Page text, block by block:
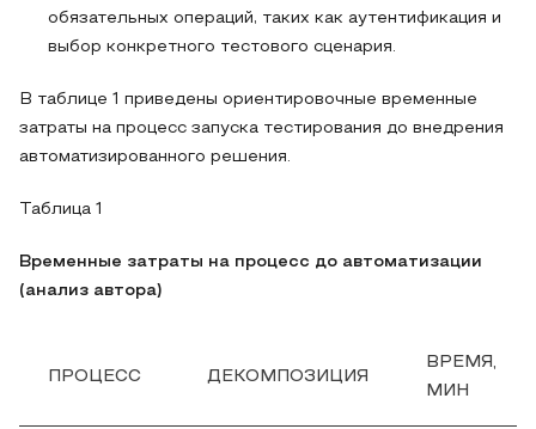
обязательных операций, таких как аутентификация и
выбор конкретного тестового сценария.
В таблице 1 приведены ориентировочные временные
затраты на процесс запуска тестирования до внедрения
автоматизированного решения.
Таблица 1
Временные затраты на процесс до автоматизации
(анализ автора)
ПРОЦЕСС ДЕКОМПОЗИЦИЯ
ВРЕМЯ,
МИН